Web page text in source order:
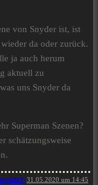
von Snyder ist, ist
da oder zurück.
ja auch herum
aktuell zu
uns Snyder da
Superman Szenen?
schätzungsweise
31.05.2020 um 14:45